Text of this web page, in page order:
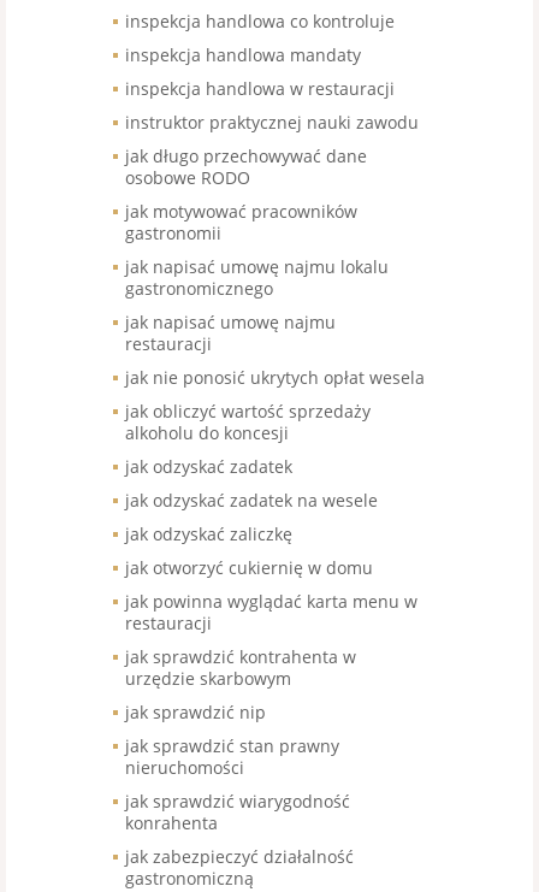
inspekcja handlowa co kontroluje
inspekcja handlowa mandaty
inspekcja handlowa w restauracji
instruktor praktycznej nauki zawodu
jak długo przechowywać dane
osobowe RODO
jak motywować pracowników
gastronomii
jak napisać umowę najmu lokalu
gastronomicznego
jak napisać umowę najmu
restauracji
jak nie ponosić ukrytych opłat wesela
jak obliczyć wartość sprzedaży
alkoholu do koncesji
jak odzyskać zadatek
jak odzyskać zadatek na wesele
jak odzyskać zaliczkę
jak otworzyć cukiernię w domu
jak powinna wyglądać karta menu w
restauracji
jak sprawdzić kontrahenta w
urzędzie skarbowym
jak sprawdzić nip
jak sprawdzić stan prawny
nieruchomości
jak sprawdzić wiarygodność
konrahenta
jak zabezpieczyć działalność
gastronomiczną